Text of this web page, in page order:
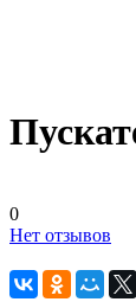
0
Нет отзывов